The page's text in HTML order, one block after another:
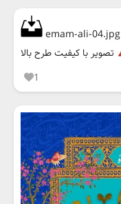
emam-ali-04.jpg
تصویر با کیفیت طرح بالا
1